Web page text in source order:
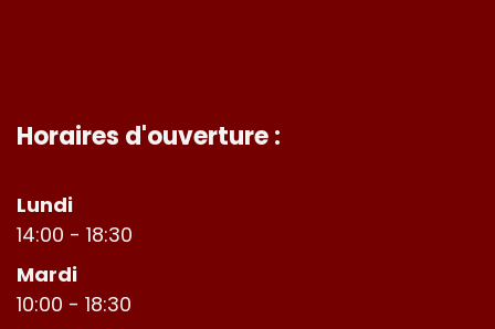
Horaires d'ouverture :
Lundi
14:00 - 18:30
Mardi
10:00 - 18:30